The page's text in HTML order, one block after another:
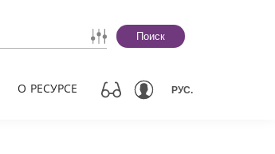
Поиск
О РЕСУРСЕ РУС.